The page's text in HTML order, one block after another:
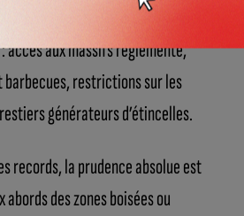
l’application immédiate de
accès aux massifs réglementé,
restrictions sur les
générateurs d’étincelles.
records, la prudence absolue est
abords des zones boisées ou